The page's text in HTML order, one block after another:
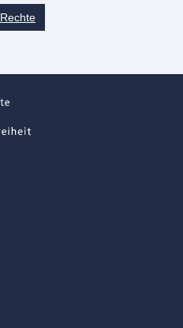
Rechte